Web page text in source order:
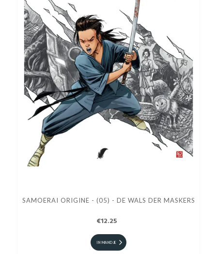
SAMOERAI ORIGINE - (05) - DE WALS DER MASKERS
€12.25
IN MANDJE